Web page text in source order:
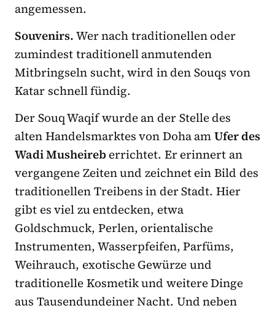
angemessen.
Souvenirs.Wer nach traditionellen oder
zumindest traditionell anmutenden
Mitbringseln sucht, wird in den Souqs von
Katar schnell fündig.
Der Souq Waqif wurde an der Stelle des
alten Handelsmarktes von Doha amUfer des
Wadi Musheireberrichtet. Er erinnert an
vergangene Zeiten und zeichnet ein Bild des
traditionellen Treibens in der Stadt. Hier
gibt es viel zu entdecken, etwa
Goldschmuck, Perlen, orientalische
Instrumenten, Wasserpfeifen, Parfüms,
Weihrauch, exotische Gewürze und
traditionelle Kosmetik und weitere Dinge
aus Tausendundeiner Nacht. Und neben